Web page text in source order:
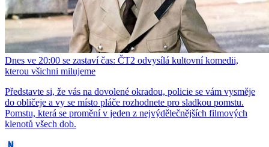
Dnes ve 20:00 se zastaví čas: ČT2 odvysílá kultovní komedii,
kterou všichni milujeme
Představte si, že vás na dovolené okradou, policie se vám vysměje
do obličeje a vy se místo pláče rozhodnete pro sladkou pomstu.
Pomstu, která se promění v jeden z nejvýdělečnějších filmových
klenotů všech dob.